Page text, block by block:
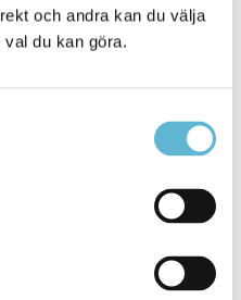
och andra kan du välja
du kan göra.
March 2022